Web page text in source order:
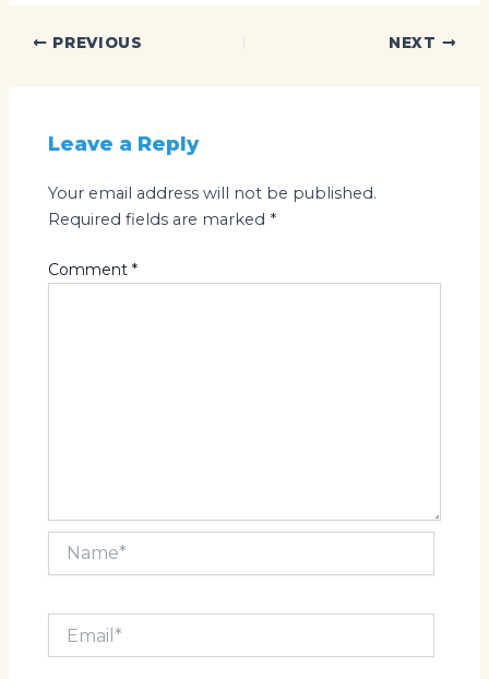
Post PREVIOUS NEXT
Leave a Reply
Your email address will not be published.
Required fields are marked *
Comment*
Name*